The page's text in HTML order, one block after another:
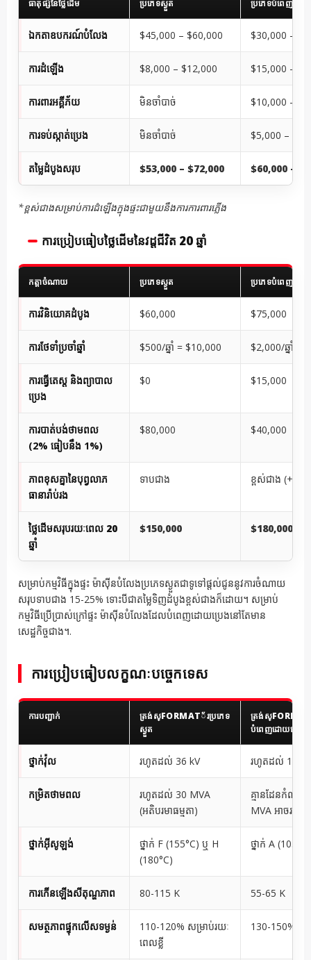
ធាតុផ្សំនៃថ្លៃដើម ប្រភេទស្ងួត ប្រភេទបំពេញដោយ
ឯកតាឧបករណ៍បំលែង $45,000 – $60,000 $30,000 –
ការដំឡើង $8,000 – $12,000 $15,000 –
ការពារអគ្គីភ័យ មិនចាំបាច់ $10,000 –
ការទប់ស្កាត់ប្រេង មិនចាំបាច់ $5,000 –
តម្លៃដំបូងសរុប $53,000 – $72,000 $60,000 –
*ខ្ពស់ជាងសម្រាប់ការដំឡើងក្នុងផ្ទះជាមួយនឹងការការពារភ្លើង
ការប្រៀបធៀបថ្លៃដើមនៃវដ្តជីវិត 20 ឆ្នាំ
កត្តាចំណាយ ប្រភេទស្ងួត ប្រភេទបំពេញដោយ
ការវិនិយោគដំបូង $60,000 $75,000
ការថែទាំប្រចាំឆ្នាំ $500/ឆ្នាំ = $10,000 $2,000/ឆ្នាំ =
ការធ្វើតេស្ត និងព្យាបាល
ប្រេង
$0 $15,000
ការបាត់បង់ថាមពល
(2% ធៀបនឹង 1%)
$80,000 $40,000
ភាពខុសគ្នានៃបុព្វលាភ
ធានារ៉ាប់រង
ទាបជាង ខ្ពស់ជាង
ថ្លៃដើមសរុបរយៈពេល 20
ឆ្នាំ
$150,000 $180,000
សម្រាប់កម្មវិធីក្នុងផ្ទះ ម៉ាស៊ីនបំលែងប្រភេទស្ងួតជាទូទៅផ្តល់ជូននូវការចំណាយ
សរុបទាបជាង 15-25% ទោះបីជាតម្លៃទិញដំបូងខ្ពស់ជាងក៏ដោយ។ សម្រាប់
កម្មវិធីប្រើប្រាស់ក្រៅផ្ទះ ម៉ាស៊ីនបំលែងដែលបំពេញដោយប្រេងនៅតែមាន
សេដ្ឋកិច្ចជាង។.
ការប្រៀបធៀបលក្ខណៈបច្ចេកទេស
ការបញ្ជាក់
ត្រង់ស្FORMAT័រប្រភេទ
ស្ងួត
ត្រង់ស្
បំពេញដោយប្រេង
ថ្នាក់វ៉ុល រហូតដល់ 36 kV រហូតដល់ 1000
កម្រិតថាមពល
រហូតដល់ 30 MVA
(អតិបរមាធម្មតា)
គ្មានដែនកំណត់
MVA អាចរកប
ថ្នាក់អ៊ីសូឡង់
ថ្នាក់ F (155°C) ឬ H
(180°C)
ថ្នាក់ A (105°C)
ការកើនឡើងសីតុណ្ហភាព 80-115 K 55-65 K
សមត្ថភាពផ្ទុកលើសទម្ងន់
110-120% សម្រាប់រយៈ
ពេលខ្លី
130-150% បន្ត